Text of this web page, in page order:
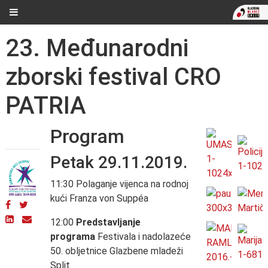
23. Međunarodni
zborski festival CRO
PATRIA
Program
Petak 29.11.2019.
11:30 Polaganje vijenca na rodnoj
kući Franza von Suppéa
12:00 Predstavljanje
programaFestivala i nadolazeće
50. obljetnice Glazbene mladeži
Split